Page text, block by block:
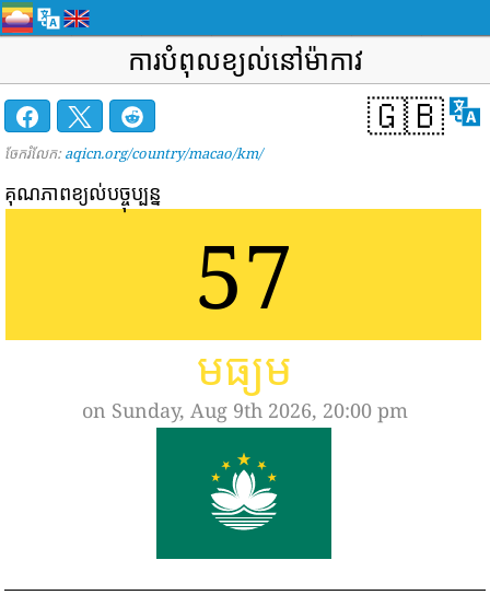
ការបំពុលខ្យល់នៅម៉ាកាវ
🇬🇧
ចែករំលែក: aqicn.org/country/macao/km/
គុណភាពខ្យល់បច្ចុប្បន្ន
57
មធ្យម
on Sunday, Aug 9th 2026, 20:00 pm